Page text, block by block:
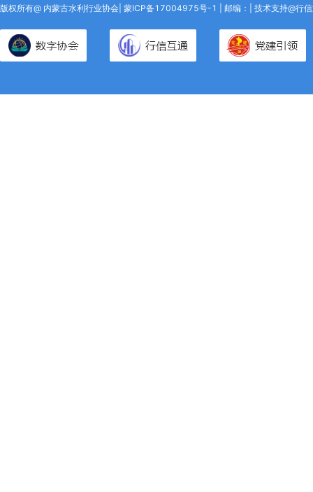
版权所有@ 内蒙古水利行业协会| 蒙ICP备17004975号-1 | 邮编：| 技术支持@行